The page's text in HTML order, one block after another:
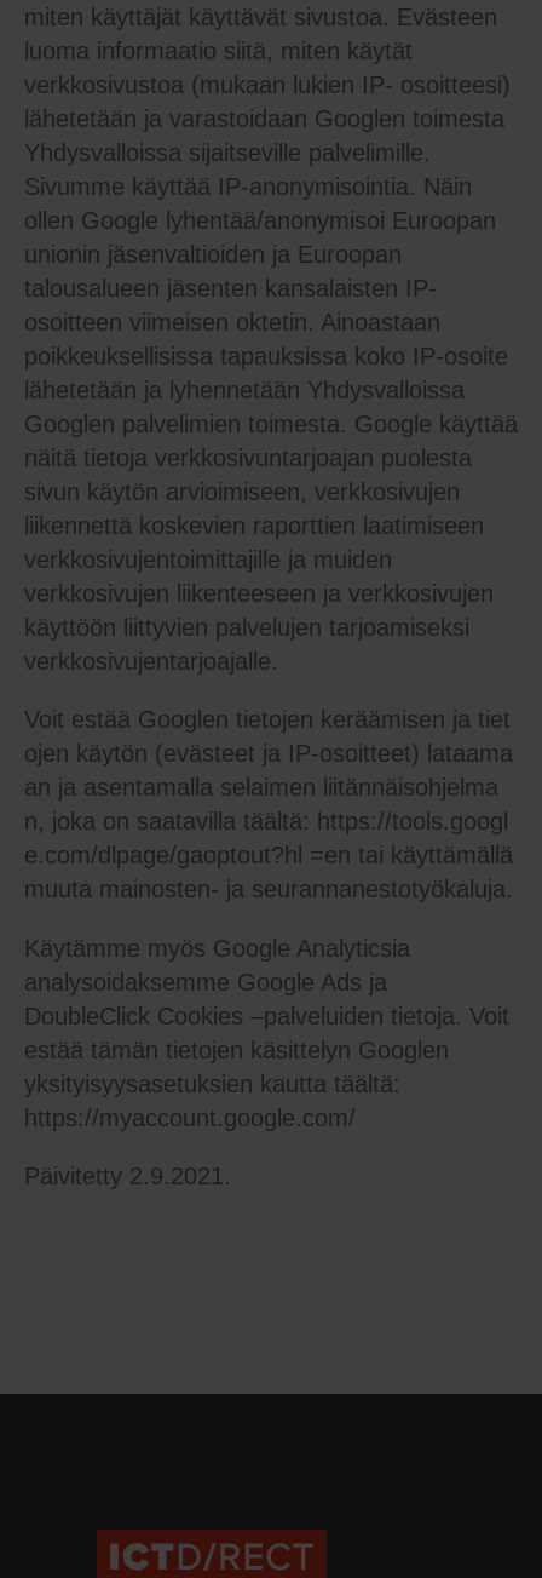
miten käyttäjät käyttävät sivustoa. Evästeen
luoma informaatio siitä, miten käytät
verkkosivustoa (mukaan lukien IP- osoitteesi)
lähetetään ja varastoidaan Googlen toimesta
Yhdysvalloissa sijaitseville palvelimille.
Sivumme käyttää IP-anonymisointia. Näin
ollen Google lyhentää/anonymisoi Euroopan
unionin jäsenvaltioiden ja Euroopan
talousalueen jäsenten kansalaisten IP-
osoitteen viimeisen oktetin. Ainoastaan
poikkeuksellisissa tapauksissa koko IP-osoite
lähetetään ja lyhennetään Yhdysvalloissa
Googlen palvelimien toimesta. Google käyttää
näitä tietoja verkkosivuntarjoajan puolesta
sivun käytön arvioimiseen, verkkosivujen
liikennettä koskevien raporttien laatimiseen
verkkosivujentoimittajille ja muiden
verkkosivujen liikenteeseen ja verkkosivujen
käyttöön liittyvien palvelujen tarjoamiseksi
verkkosivujentarjoajalle.
Voit estää Googlen tietojen keräämisen ja tiet
ojen käytön (evästeet ja IP-osoitteet) lataama
an ja asentamalla selaimen liitännäisohjelma
n, joka on saatavilla täältä: https://tools.googl
e.com/dlpage/gaoptout?hl =en tai käyttämällä
muuta mainosten- ja seurannanestotyökaluja.
Käytämme myös Google Analyticsia
analysoidaksemme Google Ads ja
DoubleClick Cookies –palveluiden tietoja. Voit
estää tämän tietojen käsittelyn Googlen
yksityisyysasetuksien kautta täältä:
https://myaccount.google.com/
Päivitetty 2.9.2021.